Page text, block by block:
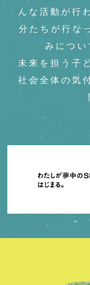
んな活動が行
分たちが行な
みについ
未来を担う子
社会全体の気